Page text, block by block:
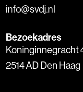
info@svdj.nl
Bezoekadres
Koninginnegracht
2514 AD Den Haag